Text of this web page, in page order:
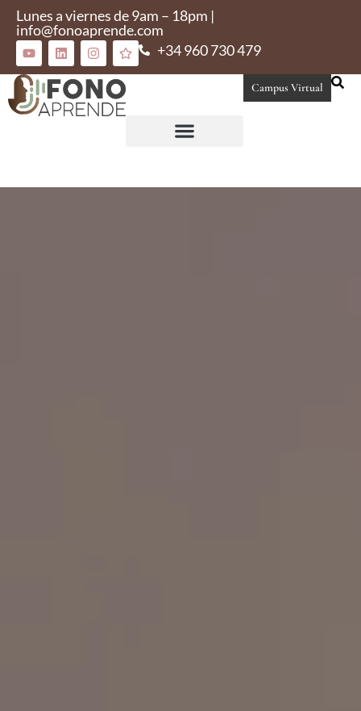
Lunes a viernes de 9am – 18pm |
info@fonoaprende.com
+34 960 730 479
Campus Virtual